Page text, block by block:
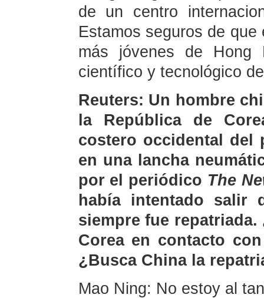
de un centro
Estamos seguros de
más jóvenes de Hong
científico y tecnológico
Reuters: Un hombre
la República de
costero occidental del
en una lancha
por el periódico The
había intentado salir
siempre fue
Corea en contacto
¿Busca China la
Mao Ning: No estoy al